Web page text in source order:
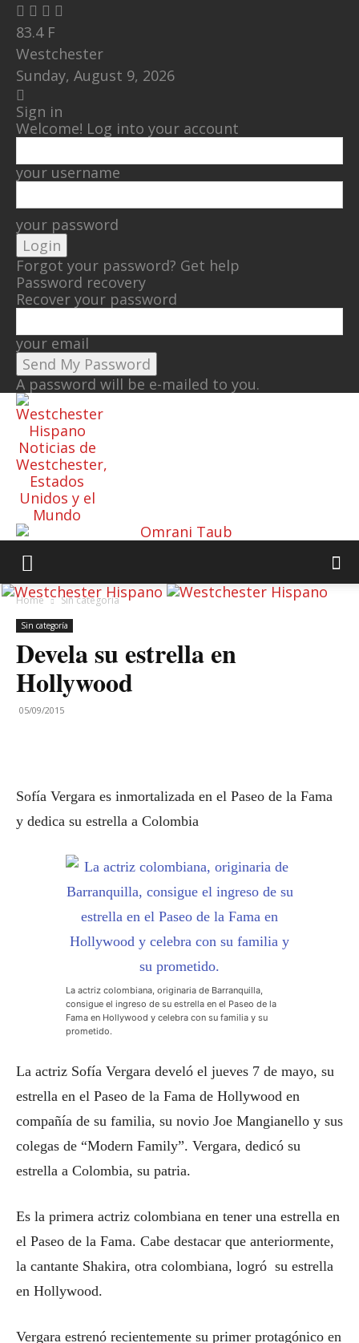
83.4 F
Westchester
Sunday, August 9, 2026
Sign in
Welcome! Log into your account
your username
your password
Forgot your password? Get help
Password recovery
Recover your password
your email
A password will be e-mailed to you.
Noticias de
Westchester,
Estados
Unidos y el
Mundo
Home Sin categoría
Sin categoría
Devela su estrella en
Hollywood
05/09/2015
Sofía Vergara es inmortalizada en el Paseo de la Fama
y dedica su estrella a Colombia
La actriz colombiana, originaria de Barranquilla,
consigue el ingreso de su estrella en el Paseo de la
Fama en Hollywood y celebra con su familia y su
prometido.
La actriz Sofía Vergara develó el jueves 7 de mayo, su
estrella en el Paseo de la Fama de Hollywood en
compañía de su familia, su novio Joe Mangianello y sus
colegas de “Modern Family”. Vergara, dedicó su
estrella a Colombia, su patria.
Es la primera actriz colombiana en tener una estrella en
el Paseo de la Fama. Cabe destacar que anteriormente,
la cantante Shakira, otra colombiana, logró su estrella
en Hollywood.
Vergara estrenó recientemente su primer protagónico en